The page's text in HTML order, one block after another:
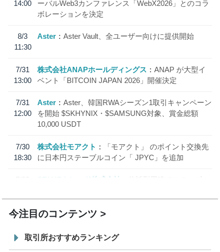
14:00
ーバルWeb3カンファレンス「WebX2026」とのコラ
ボレーションを決定
8/3
11:30
Aster Aster Vault、全ユーザー向けに提供開始
7/31
13:00
株式会社ANAPホールディングス
ANAP が大型イ
ベント「BITCOIN JAPAN 2026」開催決定
7/31
12:00
Aster
Aster、韓国RWAシーズン1取引キャンペーン
を開始 $SKHYNIX・$SAMSUNG対象、賞金総額
10,000 USDT
7/30
18:30
株式会社モアクト
「モアクト」 のポイント交換先
に日本円ステーブルコイン「 JPYC」を追加
7/29
SBI VCトレード株式会社
信託型円建てステーブル
今注目のコンテンツ
取引所おすすめランキング